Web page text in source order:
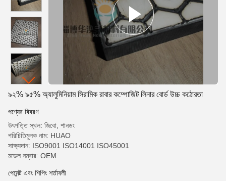
৯২% ৯৫% অ্যালুমিনিয়াম সিরামিক রাবার কম্পোজিট লিনার বোর্ড উচ্চ কঠোরতা
পণ্যের বিবরণ
উৎপত্তি স্থল: জিবো, শানডং
পরিচিতিমুলক নাম: HUAO
সাক্ষ্যদান: ISO9001 ISO14001 ISO45001
মডেল নম্বার: OEM
পেমেন্ট এবং শিপিং শর্তাবলী